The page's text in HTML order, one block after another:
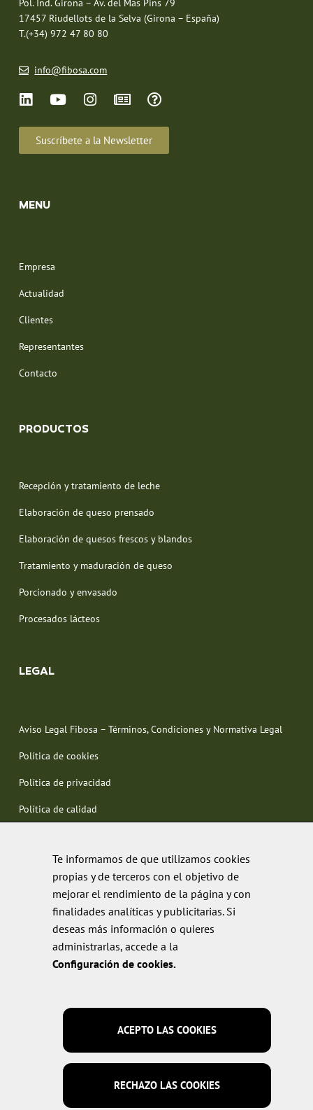
Pol. Ind. Girona – Av. del Mas Pins 79
17457 Riudellots de la Selva (Girona – España)
T.(+34) 972 47 80 80
info@fibosa.com
Suscríbete a la Newsletter
MENU
Empresa
Actualidad
Clientes
Representantes
Contacto
PRODUCTOS
Recepción y tratamiento de leche
Elaboración de queso prensado
Elaboración de quesos frescos y blandos
Tratamiento y maduración de queso
Porcionado y envasado
Procesados lácteos
LEGAL
Aviso Legal Fibosa – Términos, Condiciones y Normativa Legal
Política de cookies
Política de privacidad
Política de calidad
© 2026 Fibosa | Todos los derechos reservados
Te informamos de que utilizamos cookies
propias y de terceros con el objetivo de
mejorar el rendimiento de la página y con
finalidades analíticas y publicitarias. Si
deseas más información o quieres
administrarlas, accede a la
Configuración de cookies.
ACEPTO LAS COOKIES
RECHAZO LAS COOKIES